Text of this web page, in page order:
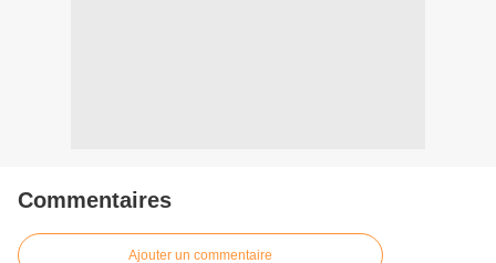
Commentaires
Ajouter un commentaire